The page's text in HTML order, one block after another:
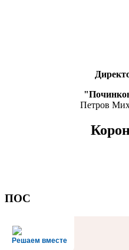
Петров
ПОС
Решаем вместе